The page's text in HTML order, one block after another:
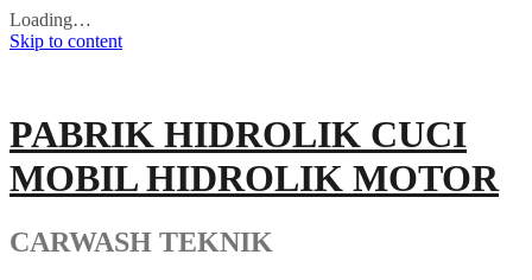
Loading…
Skip to content
PABRIK HIDROLIK CUCI
MOBIL HIDROLIK MOTOR
CARWASH TEKNIK